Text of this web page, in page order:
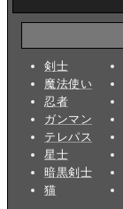
剣士
魔法使い
忍者
ガンマン
テレパス
星士
暗黒剣士
猫